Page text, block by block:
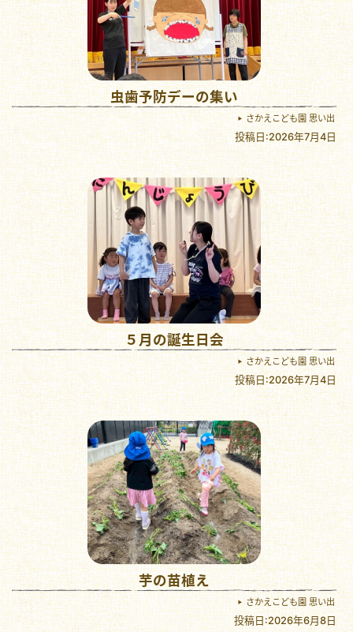
虫歯予防デーの集い
さかえこども園 思い出
投稿日:2026年7月4日
５月の誕生日会
さかえこども園 思い出
投稿日:2026年7月4日
芋の苗植え
さかえこども園 思い出
投稿日:2026年6月8日